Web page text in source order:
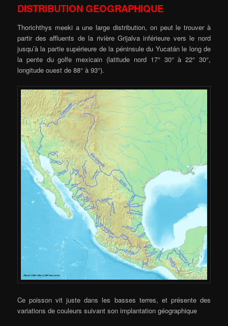
DISTRIBUTION GEOGRAPHIQUE
Thorichthys meeki a une large distribution, on peut le trouver à
partir des affluents de la rivière Grijalva inférieure vers le nord
jusqu’à la partie supérieure de la péninsule du Yucatán le long de
la pente du golfe mexicain (latitude nord 17° 30° à 22° 30°,
longitude ouest de 88° à 93°).
Ce poisson vit juste dans les basses terres, et présente des
variations de couleurs suivant son implantation géographique